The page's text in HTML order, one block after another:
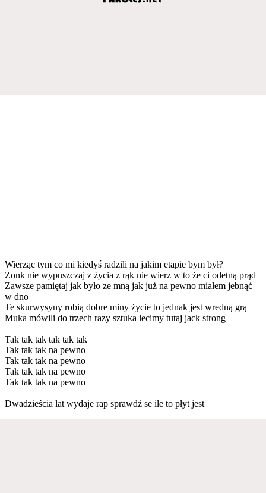
Wierząc tym co mi kiedyś radzili na jakim etapie bym był?
Zonk nie wypuszczaj z życia z rąk nie wierz w to że ci odetną prąd
Zawsze pamiętaj jak było ze mną jak już na pewno miałem jebnąć
w dno
Te skurwysyny robią dobre miny życie to jednak jest wredną grą
Muka mówili do trzech razy sztuka lecimy tutaj jack strong
Tak tak tak tak tak tak
Tak tak tak na pewno
Tak tak tak na pewno
Tak tak tak na pewno
Tak tak tak na pewno
Dwadzieścia lat wydaje rap sprawdź se ile to płyt jest